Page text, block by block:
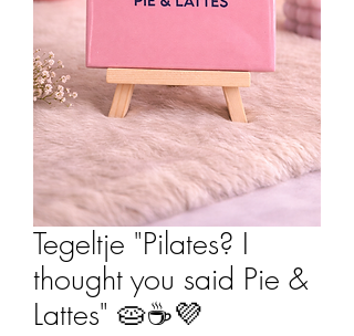
Tegeltje "Pilates? I
thought you said Pie &
Lattes" 🥧☕💜